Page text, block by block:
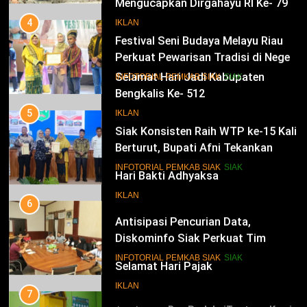
Mengucapkan Dirgahayu RI Ke- 79
IKLAN
14
Selamat Hari Jadi Kabupaten
Bengkalis Ke- 512
IKLAN
15
Hari Bakti Adhyaksa
IKLAN
16
Selamat Hari Pajak
IKLAN
4
Festival Seni Budaya Melayu Riau
Perkuat Pewarisan Tradisi di Negeri
Istana
INFOTORIAL PEMKAB SIAK SIAK
5
Siak Konsisten Raih WTP ke-15 Kali
Berturut, Bupati Afni Tekankan
Penguatan Tata Kelola Keuangan
INFOTORIAL PEMKAB SIAK SIAK
6
Diskominfo Siak Perkuat Tim
Tanggap Insiden Siber Mendukung
SPBE
INFOTORIAL PEMKAB SIAK SIAK
7